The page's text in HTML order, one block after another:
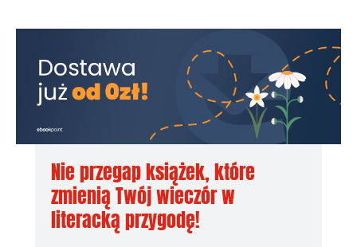
Nie przegap książek, które
zmienią Twój wieczór w
literacką przygodę!